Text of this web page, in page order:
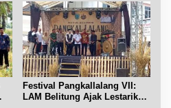
Festival Pangkallalang VII:
LAM Belitung Ajak Lestarikan